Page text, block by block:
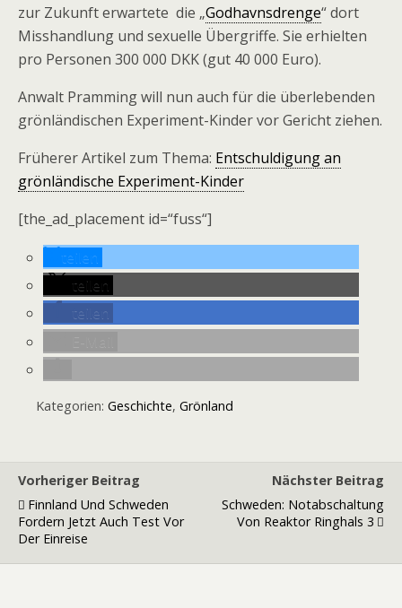
zur Zukunft erwartete die „Godhavnsdrenge“ dort
Misshandlung und sexuelle Übergriffe. Sie erhielten
pro Personen 300 000 DKK (gut 40 000 Euro).
Anwalt Pramming will nun auch für die überlebenden
grönländischen Experiment-Kinder vor Gericht ziehen.
Früherer Artikel zum Thema: Entschuldigung an
grönländische Experiment-Kinder
[the_ad_placement id=“fuss“]
teilen
teilen
teilen
Kategorien: Geschichte, Grönland
Vorheriger Beitrag
Finnland Und Schweden
Fordern Jetzt Auch Test Vor
Der Einreise
Nächster Beitrag
Schweden: Notabschaltung
Von Reaktor Ringhals 3